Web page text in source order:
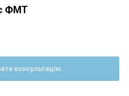
ФМТ
консультацію